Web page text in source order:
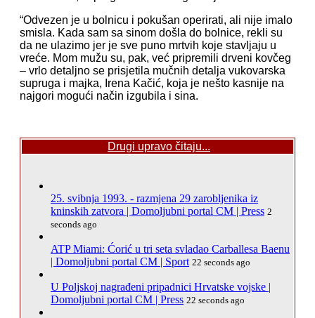
“Odvezen je u bolnicu i pokušan operirati, ali nije imalo
smisla. Kada sam sa sinom došla do bolnice, rekli su
da ne ulazimo jer je sve puno mrtvih koje stavljaju u
vreće. Mom mužu su, pak, već pripremili drveni kovčeg
– vrlo detaljno se prisjetila mučnih detalja vukovarska
supruga i majka, Irena Kačić, koja je nešto kasnije na
najgori mogući način izgubila i sina.
Drugi upravo čitaju...
25. svibnja 1993. - razmjena 29 zarobljenika iz
kninskih zatvora | Domoljubni portal CM | Press 2
seconds ago
ATP Miami: Ćorić u tri seta svladao Carballesa Baenu
| Domoljubni portal CM | Sport 22 seconds ago
U Poljskoj nagrađeni pripadnici Hrvatske vojske |
Domoljubni portal CM | Press 22 seconds ago